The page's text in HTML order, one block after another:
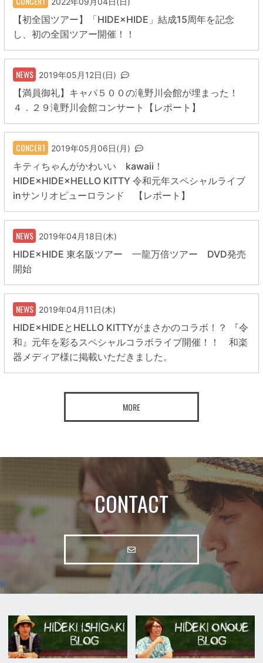
【初全国ツアー】「HIDE×HIDE」結成15周年を記念
し、初の全国ツアー開催！！
NEWS 2019年05月12日(日)
【満員御礼】キャパ５００の滝野川会館が埋まった！
４．２９滝野川会館コンサート【レポート】
CONCERT 2019年05月06日(月)
キティちゃんがかわいい kawaii！
HIDE×HIDE×HELLO KITTY 令和元年スペシャルライブ
inサンリオピューロランド 【レポート】
NEWS 2019年04月18日(木)
HIDE×HIDE 東名阪ツアー 一龍万倍ツアー DVD発売
開始
NEWS 2019年04月11日(木)
HIDE×HIDEとHELLO KITTYがまさかのコラボ！？ 『令
和』元年を彩るスペシャルコラボライブ開催！！ 和楽
器メディア様に掲載いただきました。
MORE
CONTACT